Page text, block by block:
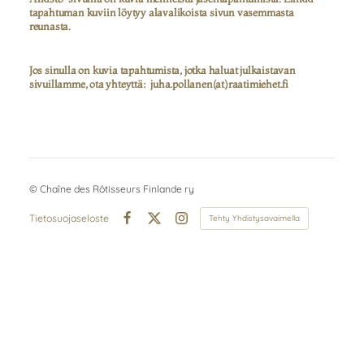
tapahtuman kuviin löytyy alavalikoista sivun vasemmasta
reunasta.
Jos sinulla on kuvia tapahtumista, jotka haluat julkaistavan
sivuillamme, ota yhteyttä: juha.pollanen(at)raatimiehet.fi
© Chaîne des Rôtisseurs Finlande ry
Tietosuojaseloste
Instagram
Tehty Yhdistysavaimella